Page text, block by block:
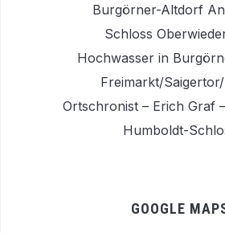
Burgörner-Altdorf
Schloss
Hochwasser in
Freimarkt/
Ortschronist – Erich Graf
Humboldt-
GOOGLE